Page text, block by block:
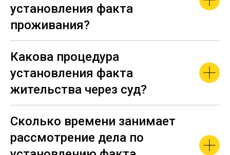
установления факта
проживания?
Какова процедура
установления факта
жительства через суд?
Сколько времени занимает
рассмотрение дела по